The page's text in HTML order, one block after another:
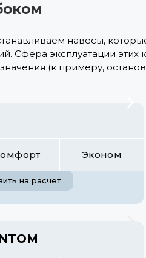
навесы,
Сфера эксплуатации
(к примеру,
Эконом
на расчет